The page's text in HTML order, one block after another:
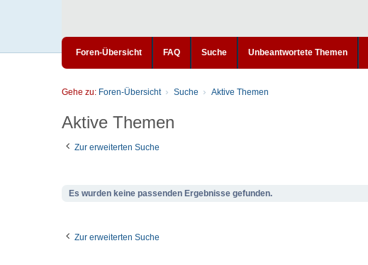
Foren-Übersicht FAQ Suche Unbeantwortete Themen
Gehe zu: Foren-Übersicht Suche Aktive Themen
Aktive Themen
Zur erweiterten Suche
Es wurden keine passenden Ergebnisse gefunden.
Zur erweiterten Suche